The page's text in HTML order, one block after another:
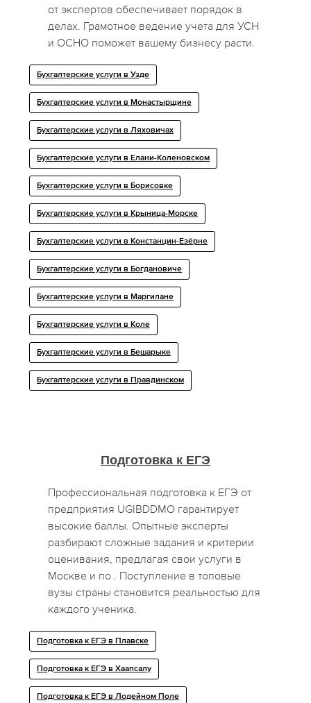
от экспертов обеспечивает порядок в
делах. Грамотное ведение учета для УСН
и ОСНО поможет вашему бизнесу расти.
Бухгалтерские услуги в Узде
Бухгалтерские услуги в Монастырщине
Бухгалтерские услуги в Ляховичах
Бухгалтерские услуги в Елани-Коленовском
Бухгалтерские услуги в Борисовке
Бухгалтерские услуги в Крыница-Морске
Бухгалтерские услуги в Констанцин-Езёрне
Бухгалтерские услуги в Богдановиче
Бухгалтерские услуги в Маргилане
Бухгалтерские услуги в Коле
Бухгалтерские услуги в Бешарыке
Бухгалтерские услуги в Правдинском
Подготовка к ЕГЭ
Профессиональная подготовка к ЕГЭ от
предприятия UGIBDDMO гарантирует
высокие баллы. Опытные эксперты
разбирают сложные задания и критерии
оценивания, предлагая свои услуги в
Москве и по . Поступление в топовые
вузы страны становится реальностью для
каждого ученика.
Подготовка к ЕГЭ в Плавске
Подготовка к ЕГЭ в Хаапсалу
Подготовка к ЕГЭ в Лодейном Поле